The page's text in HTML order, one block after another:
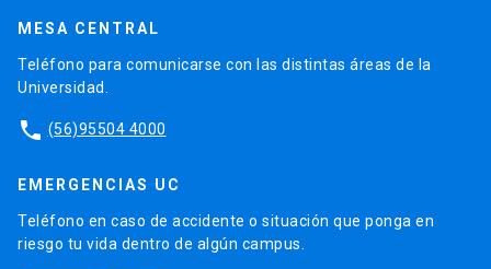
MESA CENTRAL
Teléfono para comunicarse con las distintas áreas de la
Universidad.
phone (56)95504 4000
EMERGENCIAS UC
Teléfono en caso de accidente o situación que ponga en
riesgo tu vida dentro de algún campus.